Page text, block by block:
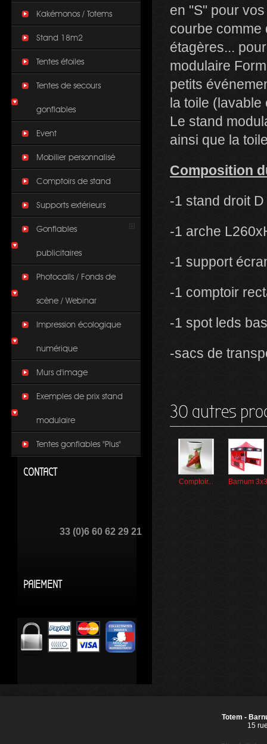
Kakémonos / Totems
Stand 18m2
Tentes étoiles
Tentes de secours
gonflables
Event
Mobilier personnalisé
Comptoirs de stand
Supports extérieurs
Gonflables
publicitaires
Photocalls / Fonds de
scène / Webinar
Impression écologique
numérique
Murs d'image
Exemples de prix stand
modulaire
Tentes gonflables "Plus"
CONTACT
33 (0)6 60 62 29 21
PAIEMENT
en "S" pour
courbe comme
étagères...
modulaire
petits
la toile (lavable
Le stand
ainsi que la
Composition
-1 stand droit
-1 arche
-1 support
-1 comptoir
-1 spot leds
-sacs de
30 autres
Comptoir... Barnum
Totem -
15